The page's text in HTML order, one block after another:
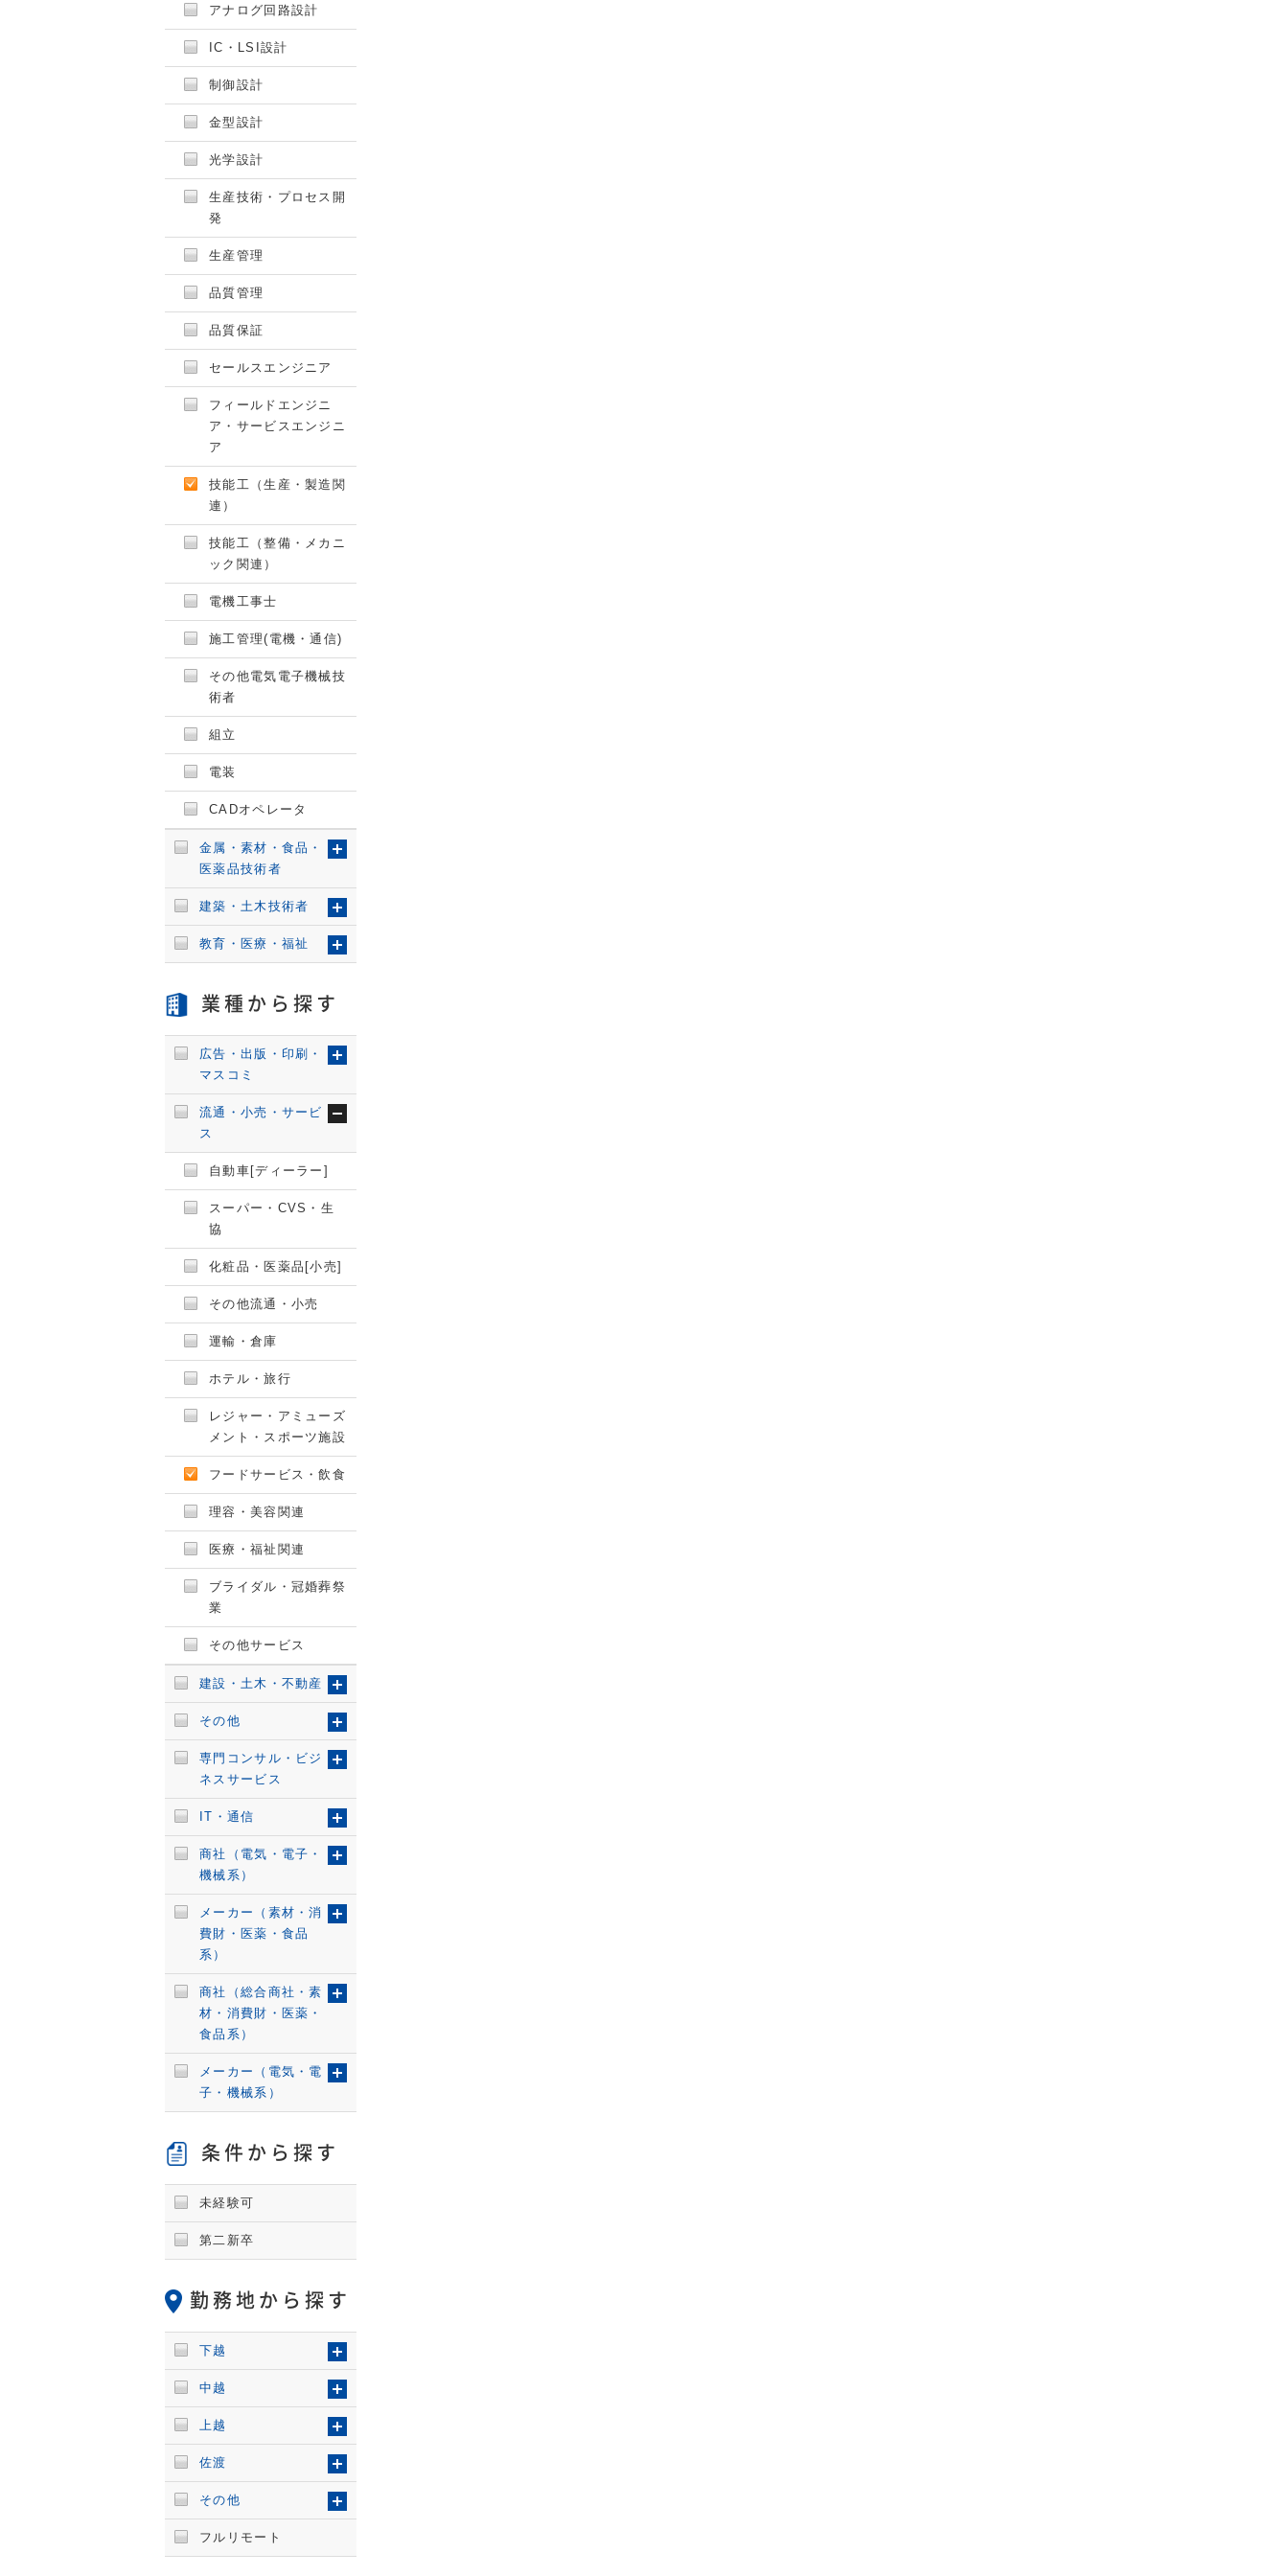
アナログ回路設計
IC・LSI設計
制御設計
金型設計
光学設計
生産技術・プロセス開
発
生産管理
品質管理
品質保証
セールスエンジニア
フィールドエンジニ
ア・サービスエンジニ
ア
技能工（生産・製造関
連）
技能工（整備・メカニ
ック関連）
電機工事士
施工管理(電機・通信)
その他電気電子機械技
術者
組立
電装
CADオペレータ
金属・素材・食品・
医薬品技術者
建築・土木技術者
教育・医療・福祉
業種から探す
広告・出版・印刷・
マスコミ
流通・小売・サービ
ス
自動車[ディーラー]
スーパー・CVS・生
協
化粧品・医薬品[小売]
その他流通・小売
運輸・倉庫
ホテル・旅行
レジャー・アミューズ
メント・スポーツ施設
フードサービス・飲食
理容・美容関連
医療・福祉関連
ブライダル・冠婚葬祭
業
その他サービス
建設・土木・不動産
その他
専門コンサル・ビジ
ネスサービス
IT・通信
商社（電気・電子・
機械系）
メーカー（素材・消
費財・医薬・食品
系）
商社（総合商社・素
材・消費財・医薬・
食品系）
メーカー（電気・電
子・機械系）
条件から探す
未経験可
第二新卒
勤務地から探す
下越
中越
上越
佐渡
その他
フルリモート